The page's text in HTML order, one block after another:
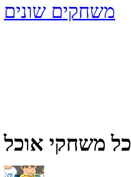
משחקים שונים
כל משחקי אוכל